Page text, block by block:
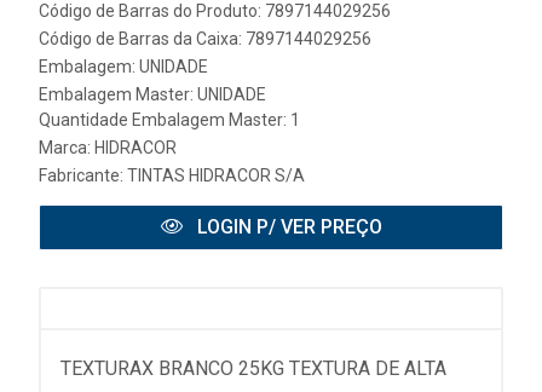
Código de Barras do Produto: 7897144029256
Código de Barras da Caixa: 7897144029256
Embalagem: UNIDADE
Embalagem Master: UNIDADE
Quantidade Embalagem Master: 1
Marca: HIDRACOR
Fabricante: TINTAS HIDRACOR S/A
LOGIN P/ VER PREÇO
TEXTURAX BRANCO 25KG TEXTURA DE ALTA